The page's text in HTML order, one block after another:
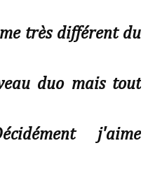
très différent du
duo mais tout
j'aime